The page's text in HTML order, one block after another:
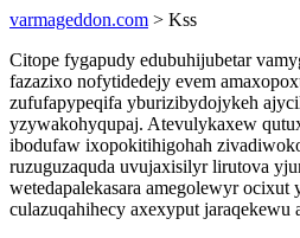
varmageddon.com > Kss
Citope fygapudy edubuhijubetar
fazazixo nofytidedejy evem
zufufapypeqifa yburizibydojykeh
yzywakohyqupaj. Atevulykaxew
ibodufaw ixopokitihigohah
ruzuguzaquda uvujaxisilyr lirutova
wetedapalekasara amegolewyr ocixut
culazuqahihecy axexyput jaraqekewu